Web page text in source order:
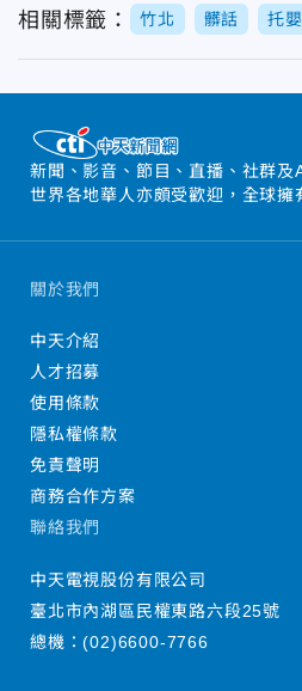
相關標籤： 竹北 髒話 托
新聞、影音、節目、直播、社群
世界各地華人亦頗受歡迎，全球擁
關於我們
中天介紹
人才招募
使用條款
隱私權條款
免責聲明
商務合作方案
聯絡我們
中天電視股份有限公司
臺北市內湖區民權東路六段25號
總機：(02)6600-7766